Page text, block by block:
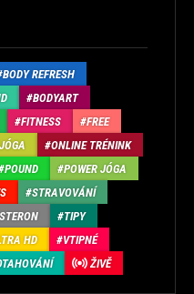
BODY REFRESH
BODYART
FITNESS
FREE
JÓGA
ONLINE TRÉNINK
POUND
POWER JÓGA
STRAVOVÁNÍ
TIPY
HD
VTIPNÉ
ŽIVĚ